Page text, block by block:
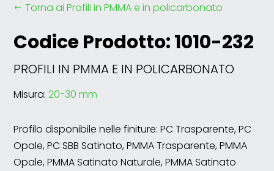
# Torna ai Profili in PMMA e in policarbonato
Codice Prodotto: 1010-232
PROFILI IN PMMA E IN POLICARBONATO
Misura:20-30 mm
Profilo disponibile nelle finiture: PC Trasparente, PC
Opale, PC SBB Satinato, PMMA Trasparente, PMMA
Opale, PMMA Satinato Naturale, PMMA Satinato